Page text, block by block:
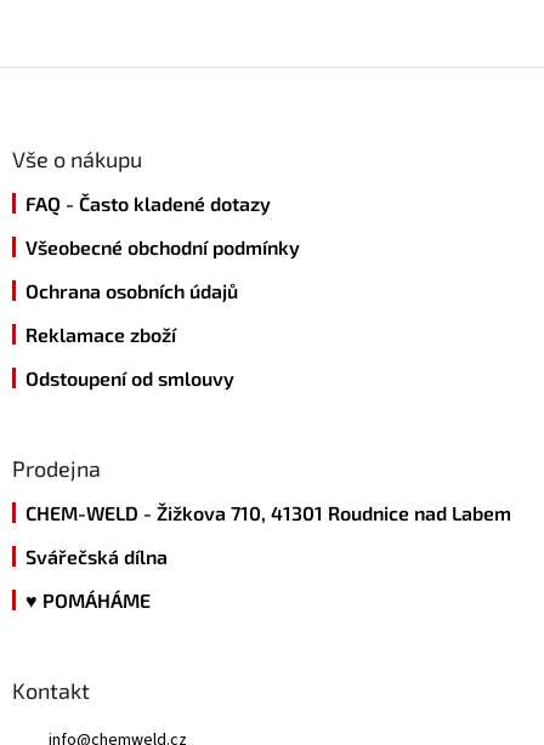
Vše o nákupu
FAQ - Často kladené dotazy
Všeobecné obchodní podmínky
Ochrana osobních údajů
Reklamace zboží
Odstoupení od smlouvy
Prodejna
CHEM-WELD - Žižkova 710, 41301 Roudnice nad Labem
Svářečská dílna
♥ POMÁHÁME
Kontakt